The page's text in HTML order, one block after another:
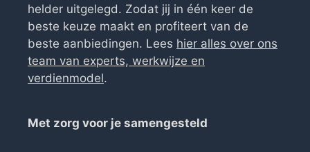
helder uitgelegd. Zodat jij in één keer de
beste keuze maakt en profiteert van de
beste aanbiedingen. Lees hier alles over ons
team van experts, werkwijze en
verdienmodel.
Met zorg voor je samengesteld